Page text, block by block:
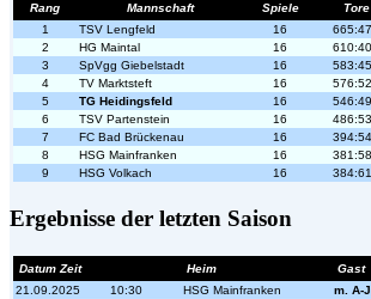
Rang Mannschaft Spiele Tore
1
TSV Lengfeld 16
2
HG Maintal 16
3
SpVgg Giebelstadt 16
4
TV Marktsteft 16
5
TG Heidingsfeld 16
6
TSV Partenstein 16
7
FC Bad Brückenau 16
8
HSG Mainfranken 16
9
HSG Volkach 16
Ergebnisse der letzten Saison
Datum Zeit Heim
Gast
21.09.2025
10:30 HSG Mainfranken m. A-